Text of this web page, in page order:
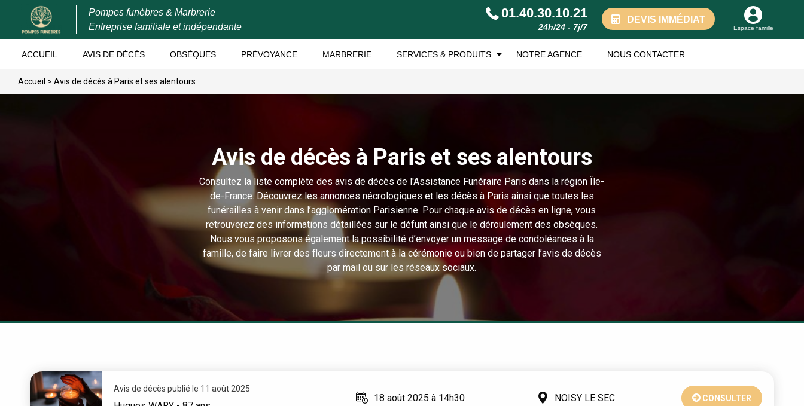
Pompes funèbres & Marbrerie
Entreprise familiale et indépendante
01.40.30.10.21
24h/24 - 7j/7
DEVIS IMMÉDIAT
Espace famille
ACCUEIL AVIS DE DÉCÈS OBSÈQUES PRÉVOYANCE MARBRERIE SERVICES & PRODUITS NOTRE AGENCE NOUS CONTACTER
Accueil > Avis de décès à Paris et ses alentours
Avis de décès à Paris et ses alentours
Consultez la liste complète des avis de décès de l'Assistance Funéraire Paris dans la région Île-
de-France. Découvrez les annonces nécrologiques et les décès à Paris ainsi que toutes les
funérailles à venir dans l’agglomération Parisienne. Pour chaque avis de décès en ligne, vous
retrouverez des informations détaillées sur le défunt ainsi que le déroulement des obsèques.
Nous vous proposons également la possibilité d’envoyer un message de condoléances à la
famille, de faire livrer des fleurs directement à la cérémonie ou bien de partager l’avis de décès
par mail ou sur les réseaux sociaux.
Avis de décès publié le 11 août 2025
18 août 2025 à 14h30 NOISY LE SEC CONSULTER